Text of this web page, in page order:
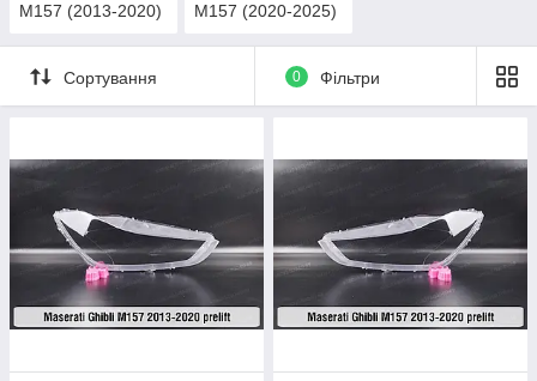
M157 (2013-2020) M157 (2020-2025)
Сортування 0 Фільтри